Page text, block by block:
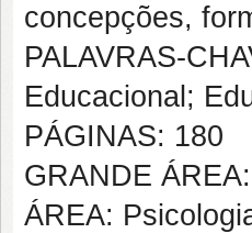
concepções,
PALAVRAS-
Educacional;
PÁGINAS: 180
GRANDE
ÁREA: